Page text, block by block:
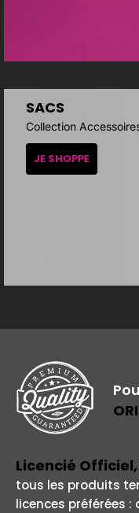
SACS
Collection
JE SHOPPE
Licencié Officiel,
tous les produits
licences préférées